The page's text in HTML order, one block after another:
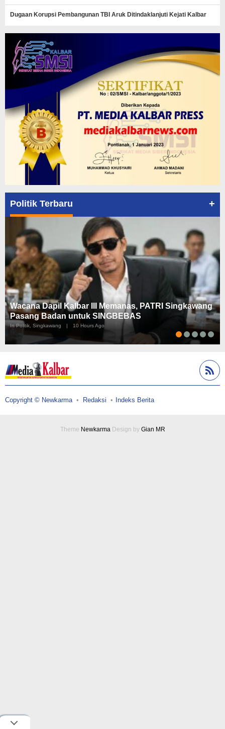
Dugaan Korupsi Pembangunan TBI Aruk Ditindaklanjuti Kejati Kalbar
Politik Terbaru +
Wacana Dapil Kalbar III Memanas, PATRI Singkawang
Pasang Badan untuk SINGBEBAS
In Politik, Singkawang 10 Hours Ago
Copyright © Newkarma Redaksi Indeks Berita
Theme NewkarmaDesign by Gian MR